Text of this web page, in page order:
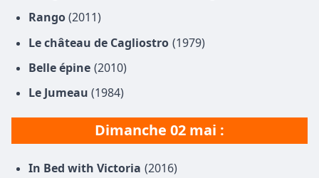
Rango (2011)
Le château de Cagliostro (1979)
Belle épine (2010)
Le Jumeau (1984)
Dimanche 02 mai :
In Bed with Victoria (2016)